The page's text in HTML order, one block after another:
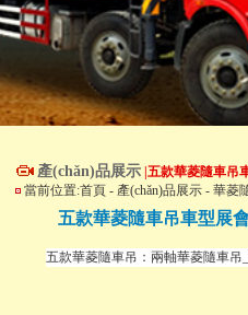
產(chǎn)品展示 |五款華菱隨車吊
當前位置:首頁 - 產(chǎn)品展示 - 華菱
五款華菱隨車吊車型展
五款華菱隨車吊：兩軸華菱隨車吊